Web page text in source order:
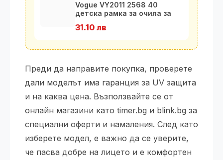
Vogue VY2011 2568 40
детска рамка за очила за
31.10 лв
Преди да направите покупка, проверете
дали моделът има гаранция за UV защита
и на каква цена. Възползвайте се от
онлайн магазини като timer.bg и blink.bg за
специални оферти и намаления. След като
изберете модел, е важно да се уверите,
че пасва добре на лицето и е комфортен